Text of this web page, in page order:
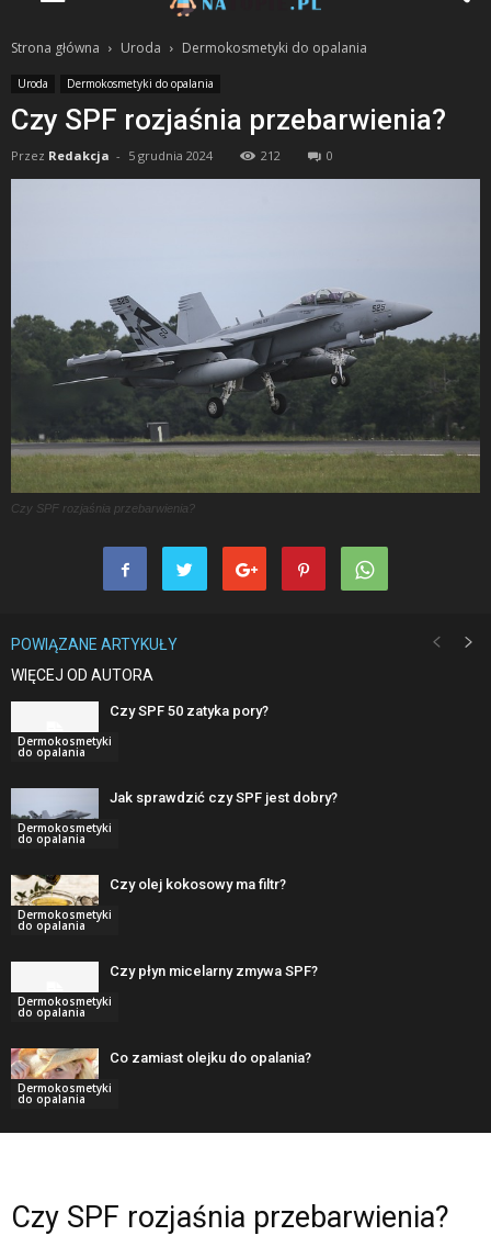
Strona główna Uroda Dermokosmetyki do opalania
Uroda Dermokosmetyki do opalania
Czy SPF rozjaśnia przebarwienia?
Przez Redakcja - 5 grudnia 2024 212 0
Czy SPF rozjaśnia przebarwienia?
POWIĄZANE ARTYKUŁY
WIĘCEJ OD AUTORA
Dermokosmetyki
do opalania
Czy SPF 50 zatyka pory?
Dermokosmetyki
do opalania
Jak sprawdzić czy SPF jest dobry?
Dermokosmetyki
do opalania
Czy olej kokosowy ma filtr?
Dermokosmetyki
do opalania
Czy płyn micelarny zmywa SPF?
Dermokosmetyki
do opalania
Co zamiast olejku do opalania?
Czy SPF rozjaśnia przebarwienia?